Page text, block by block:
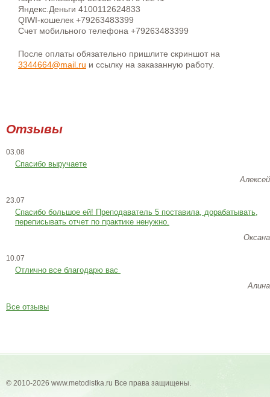
Яндекс.Деньги 4100112624833
QIWI-кошелек +79263483399
Счет мобильного телефона +79263483399
После оплаты обязательно пришлите скриншот на
3344664@mail.ru и ссылку на заказанную работу.
Отзывы
03.08
Спасибо выручаете
Алексей
23.07
Cпасибо большое ей! Преподаватель 5 поставила, дорабатывать,
переписывать отчет по практике ненужно.
Оксана
10.07
Отлично все благодарю вас
Алина
Все отзывы
© 2010-2026 www.metodistka.ru Все права защищены.